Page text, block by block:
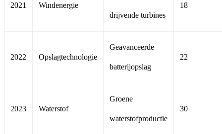
2021 Windenergie
drijvende turbines
18
2022 Opslagtechnologie
Geavanceerde
batterijopslag
22
2023 Waterstof
Groene
waterstofproductie
30